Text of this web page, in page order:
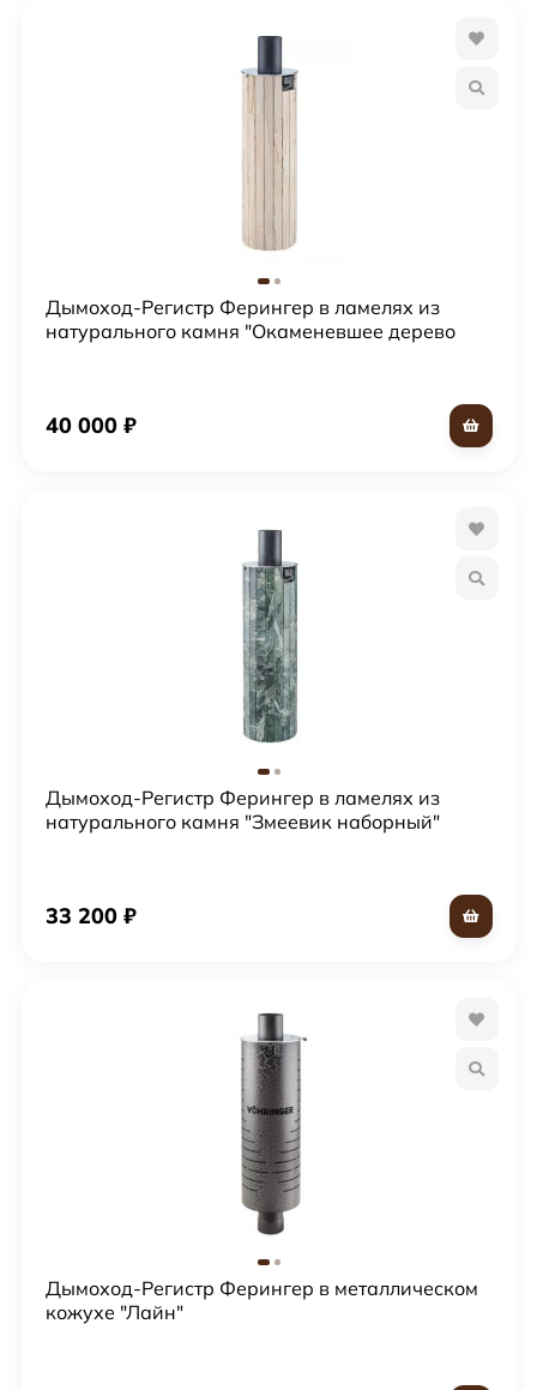
Дымоход-Регистр Ферингер в ламелях из
натурального камня "Окаменевшее дерево
40 000 ₽
Дымоход-Регистр Ферингер в ламелях из
натурального камня "Змеевик наборный"
33 200 ₽
Дымоход-Регистр Ферингер в металлическом
кожухе "Лайн"